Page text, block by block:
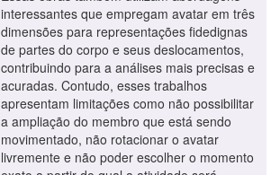
interessantes que empregam avatar em três
dimensões para representações fidedignas
de partes do corpo e seus deslocamentos,
contribuindo para a análises mais precisas e
acuradas. Contudo, esses trabalhos
apresentam limitações como não possibilitar
a ampliação do membro que está sendo
movimentado, não rotacionar o avatar
livremente e não poder escolher o momento